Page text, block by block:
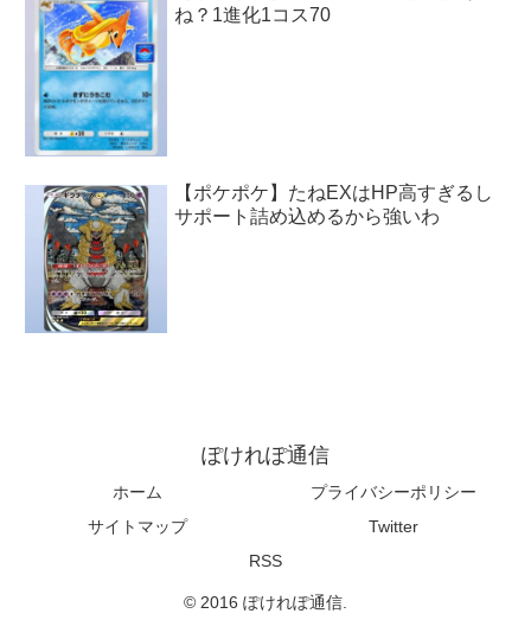
ね？1進化1コス70
【ポケポケ】たねEXはHP高すぎるし
サポート詰め込めるから強いわ
ぽけれぽ通信
ホーム
プライバシーポリシー
サイトマップ
Twitter
RSS
© 2016 ぽけれぽ通信.